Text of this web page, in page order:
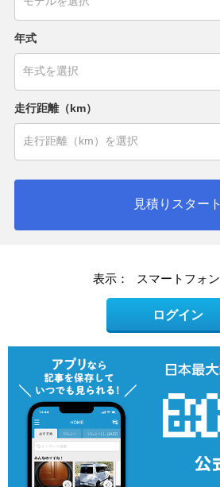
年式
走行距離（km）
見積りスタート
表示： スマートフォン
ログイン